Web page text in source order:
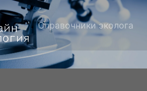
Справочники эколога